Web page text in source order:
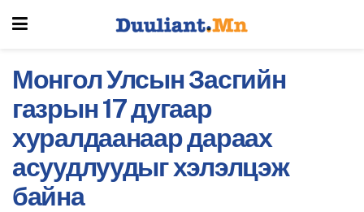
Монгол Улсын Засгийн
газрын 17 дугаар
хуралдаанаар дараах
асуудлуудыг хэлэлцэж
байна